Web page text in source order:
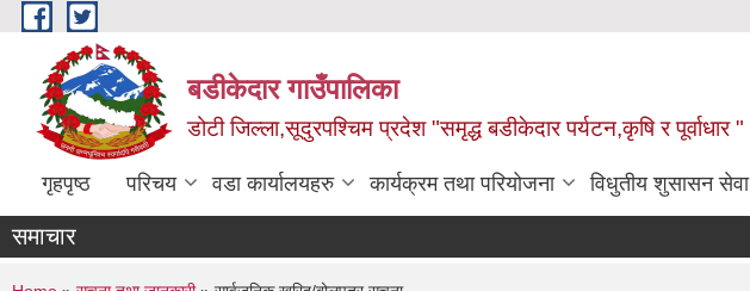
Skip to main content
बडीकेदार गाउँपालिका
डोटी जिल्ला,सूदुरपश्चिम प्रदेश "समृद्ध बडीकेदार पर्यटन,कृषि र पूर्वाधार "
गृहपृष्ठ परिचय वडा कार्यालयहरु कार्यक्रम तथा परियोजना विधुतीय शुसासन सेवा
समाचार